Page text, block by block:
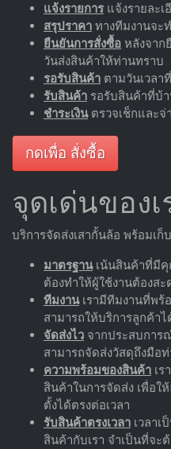
แจ้งรายการแจ้งรายละเ
สรุปราคา ทางทีมงานจะ
ยืนยันการสั่งซื้อ หลังจาก
วันส่งสินค้าให้ท่านทราบ
รอรับสินค้า ตามวันเวล
รับสินค้า รอรับสินค้าที่บ้
ชำระเงินตรวจเช็กและจ่
กดเพื่อ สั่งซื้อ
จุดเด่นของเ
บริการจัดส่งเสากั้นล้อ พร้อมเก็
มาตรฐานเน้นสินค้าที่มีคุ
ต้องทำให้ผู้ใช้งานต้องส
ทีมงานเรามีทีมงานที่พร้
สามารถให้บริการลูกค้า
จัดส่งไว จากประสบการ
สามารถจัดส่งวัสดุถึงมือ
ความพร้อมของสินค้า เ
สินค้าในการจัดส่ง เพื่อ
ตั้งได้ตรงต่อเวลา
รับสินค้าตรงเวลา เวลา
สินค้ากับเรา จำเป็นที่จะ